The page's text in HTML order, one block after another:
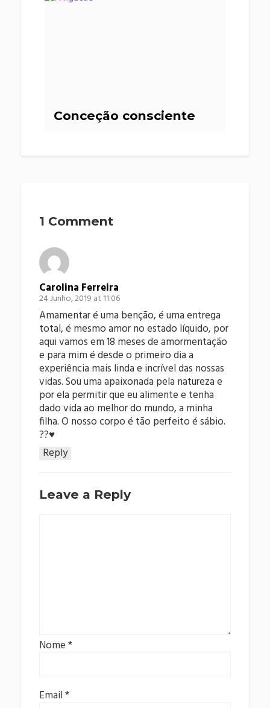
Conceção consciente
1 Comment
Carolina Ferreira
24 Junho, 2019 at 11:06
Reply
Amamentar é uma benção, é uma entrega
total, é mesmo amor no estado líquido, por
aqui vamos em 18 meses de amormentação
e para mim é desde o primeiro dia a
experiência mais linda e incrível das nossas
vidas. Sou uma apaixonada pela natureza e
por ela permitir que eu alimente e tenha
dado vida ao melhor do mundo, a minha
filha. O nosso corpo é tão perfeito é sábio.
??♥️
Leave a Reply
Nome*
Email*